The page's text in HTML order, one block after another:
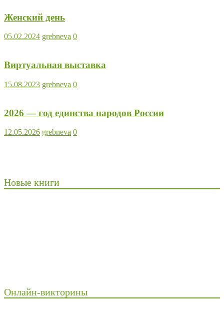
Женский день
05.02.2024 grebneva 0
Виртуальная выставка
15.08.2023 grebneva 0
2026 — год единства народов России
12.05.2026 grebneva 0
Новые книги
Онлайн-викторины